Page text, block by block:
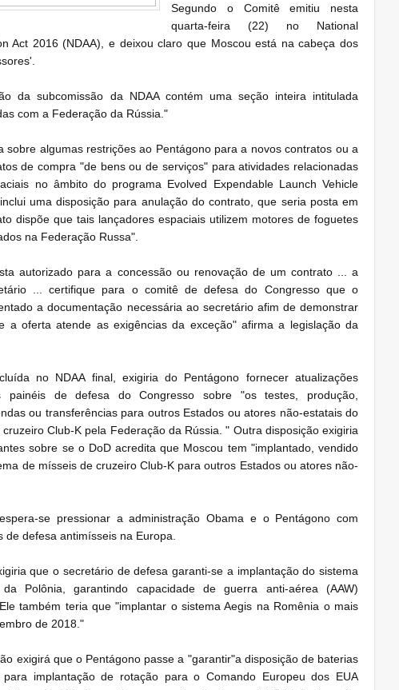
Segundo o Comitê emitiu nesta
quarta-feira (22) no National
Act 2016 (NDAA), e deixou claro que Moscou está na cabeça dos
da subcomissão da NDAA contém uma seção inteira intitulada
com a Federação da Rússia."
sobre algumas restrições ao Pentágono para a novos contratos ou a
de compra "de bens ou de serviços" para atividades relacionadas
no âmbito do programa Evolved Expendable Launch Vehicle
uma disposição para anulação do contrato, que seria posta em
dispõe que tais lançadores espaciais utilizem motores de foguetes
na Federação Russa".
autorizado para a concessão ou renovação de um contrato ... a
... certifique para o comitê de defesa do Congresso que o
a documentação necessária ao secretário afim de demonstrar
a oferta atende as exigências da exceção" afirma a legislação da
no NDAA final, exigiria do Pentágono fornecer atualizações
painéis de defesa do Congresso sobre "os testes, produção,
ou transferências para outros Estados ou atores não-estatais do
Club-K pela Federação da Rússia. " Outra disposição exigiria
sobre se o DoD acredita que Moscou tem "implantado, vendido
de mísseis de cruzeiro Club-K para outros Estados ou atores não-
se pressionar a administração Obama e o Pentágono com
de defesa antimísseis na Europa.
que o secretário de defesa garanti-se a implantação do sistema
da Polônia, garantindo capacidade de guerra anti-aérea (AAW)
também teria que "implantar o sistema Aegis na Romênia o mais
de 2018."
exigirá que o Pentágono passe a "garantir"a disposição de baterias
implantação de rotação para o Comando Europeu dos EUA